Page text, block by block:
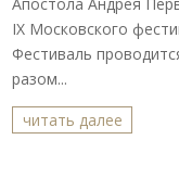
IX Московского
Фестиваль
разом...
читать далее